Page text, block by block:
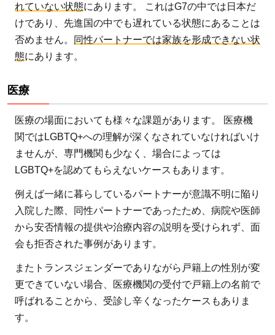
れていない状態にあります。 これはG7の中では日本だ
けであり、先進国の中でも遅れている状態にあることは
否めません。
同性パートナーでは家族を形成できない状
態にあります。
医療
医療の場面においても様々な課題があります。 医療機
関ではLGBTQ+への理解が深くなされていなければいけ
ませんが、専門機関も少なく、場合によっては
LGBTQ+を認めてもらえないケースもあります。
例えば一緒に暮らしているパートナーが意識不明に陥り
入院した際、同性パートナーであったため、病院や医師
から安否情報の提供や治療内容の説明を受けられず、面
会も拒否された事例があります。
またトランスジェンダーでありながら戸籍上の性別が変
更できていない場合、医療機関の受付で戸籍上の名前で
呼ばれることから、受診し辛くなったケースもありま
す。